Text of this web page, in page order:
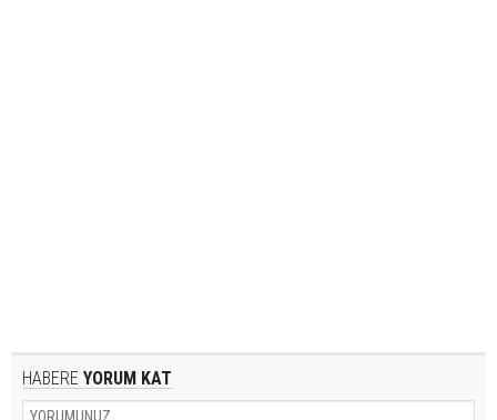
HABERE YORUM KAT